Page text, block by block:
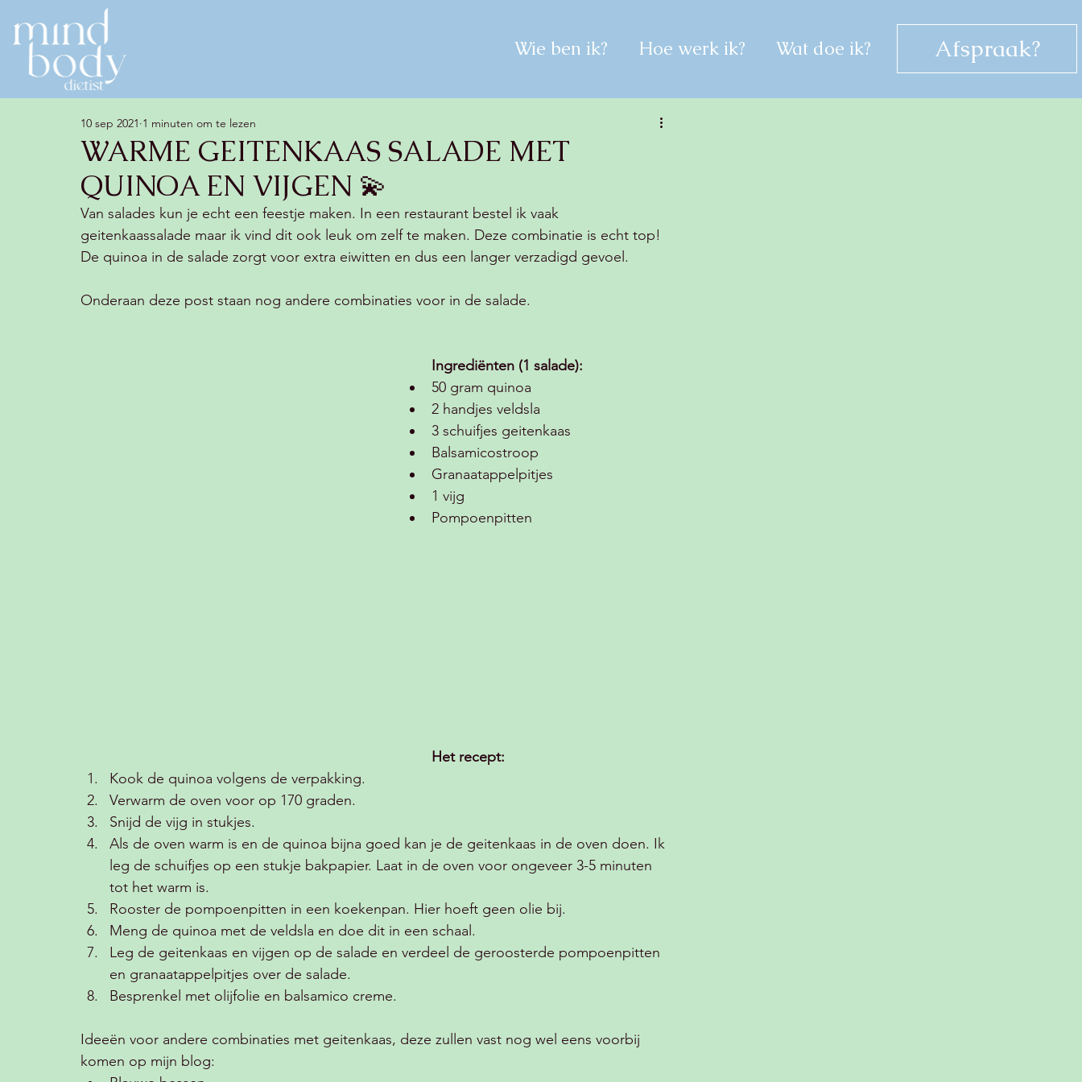
Wie ben ik? Hoe werk ik? Wat doe ik? Afspraak?
WARME GEITENKAAS SALADE MET
QUINOA EN VIJGEN 💫
10 sep 2021 1 minuten om te lezen
Van salades kun je echt een feestje maken. In een restaurant bestel ik vaak
geitenkaassalade maar ik vind dit ook leuk om zelf te maken. Deze combinatie is echt top!
De quinoa in de salade zorgt voor extra eiwitten en dus een langer verzadigd gevoel.
Onderaan deze post staan nog andere combinaties voor in de salade.
Ingrediënten (1 salade):
50 gram quinoa
2 handjes veldsla
3 schuifjes geitenkaas
Balsamicostroop
Granaatappelpitjes
1 vijg
Pompoenpitten
Het recept:
Kook de quinoa volgens de verpakking.
Verwarm de oven voor op 170 graden.
Snijd de vijg in stukjes.
Als de oven warm is en de quinoa bijna goed kan je de geitenkaas in de oven doen. Ik
leg de schuifjes op een stukje bakpapier. Laat in de oven voor ongeveer 3-5 minuten
tot het warm is.
Rooster de pompoenpitten in een koekenpan. Hier hoeft geen olie bij.
Meng de quinoa met de veldsla en doe dit in een schaal.
Leg de geitenkaas en vijgen op de salade en verdeel de geroosterde pompoenpitten
en granaatappelpitjes over de salade.
Besprenkel met olijfolie en balsamico creme.
Ideeën voor andere combinaties met geitenkaas, deze zullen vast nog wel eens voorbij
komen op mijn blog: